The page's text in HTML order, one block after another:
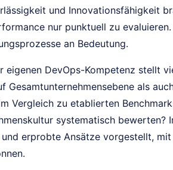
und Innovationsfähigkeit
nur punktuell zu
an Bedeutung.
eigenen DevOps-Kompetenz stellt
Gesamtunternehmensebene als
Vergleich zu etablierten
systematisch bewerten?
erprobte Ansätze vorgestellt,